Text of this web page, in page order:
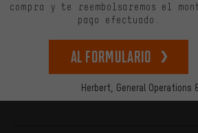
Herbert, General Operations
compra y te reembolsaremos el
pago efectuado.
Al formulario